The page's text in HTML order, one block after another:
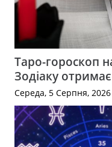
Таро-гороскоп
Зодіаку
Середа, 5 Серпня, 2026